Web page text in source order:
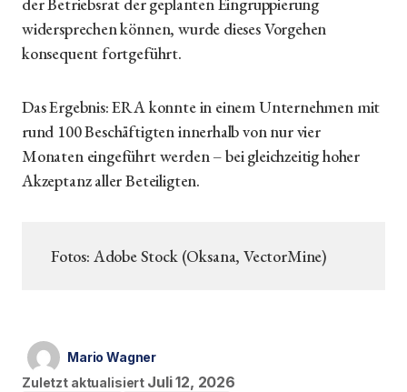
widersprechen können, wurde dieses Vorgehen
konsequent fortgeführt.
Das Ergebnis: ERA konnte in einem Unternehmen mit
rund 100 Beschäftigten innerhalb von nur vier
Monaten eingeführt werden – bei gleichzeitig hoher
Akzeptanz aller Beteiligten.
Fotos: Adobe Stock (Oksana, VectorMine)
Mario Wagner
Zuletzt aktualisiert Juli 12, 2026